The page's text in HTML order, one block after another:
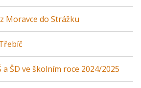
Moravce do Strážku
a ŠD ve školním roce 2024/2025